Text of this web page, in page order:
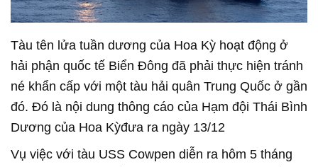
Tàu tên lửa tuần dương của Hoa Kỳ hoạt động ở
hải phận quốc tế Biển Đông đã phải thực hiện tránh
né khẩn cấp với một tàu hải quân Trung Quốc ở gần
đó. Đó là nội dung thông cáo của Hạm đội Thái Bình
Dương của Hoa Kỳđưa ra ngày 13/12
Vụ việc với tàu USS Cowpen diễn ra hôm 5 tháng